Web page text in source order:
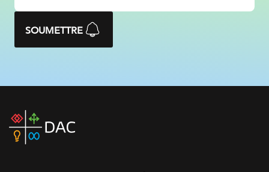
SOUMETTRE
DAC
home